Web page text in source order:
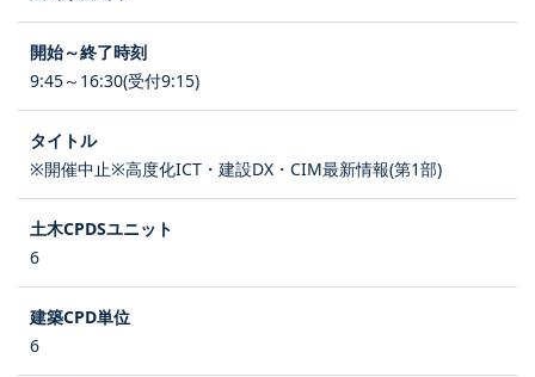
9:45～16:30(受付9:15)
※開催中止※高度化ICT・建設DX・CIM最新情報(第1部)
6
6